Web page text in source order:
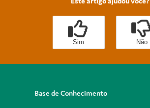
Sim Não
Base de Conhecimento